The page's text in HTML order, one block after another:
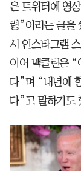
은 트위터에 영
령”이라는 글을
시 인스타그램
이어 맥클린은 “
다”며 “내년에
다”고 말하기도